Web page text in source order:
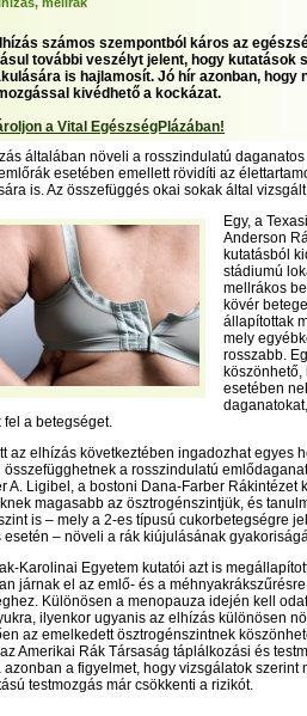
számos szempontból káros az
további veszélyt jelent, hogy kutatások
is hajlamosít. Jó hír azonban, hogy
kivédhető a kockázat.
a Vital EgészségPlázában!
általában növeli a rosszindulatú
esetében emellett rövidíti az
is. Az összefüggés okai sokak által
Egy, a
Anderson
kutatásból
stádiumú
mellrákos
kövér
állapítottak
mely
rosszabb.
köszönhető,
esetében
fel a betegséget.
az elhízás következtében ingadozhat egyes
összefügghetnek a rosszindulatú
A. Ligibel, a bostoni Dana-Farber Rákintézet
magasabb az ösztrogénszintjük, és
is – mely a 2-es típusú cukorbetegségre
esetén – növeli a rák kiújulásának
Karolinai Egyetem kutatói azt is
járnak el az emlő- és a
Különösen a menopauza idején kell
ilyenkor ugyanis az elhízás különösen
az emelkedett ösztrogénszintnek
Amerikai Rák Társaság táplálkozási és
azonban a figyelmet, hogy vizsgálatok szerint
testmozgás már csökkenti a rizikót.